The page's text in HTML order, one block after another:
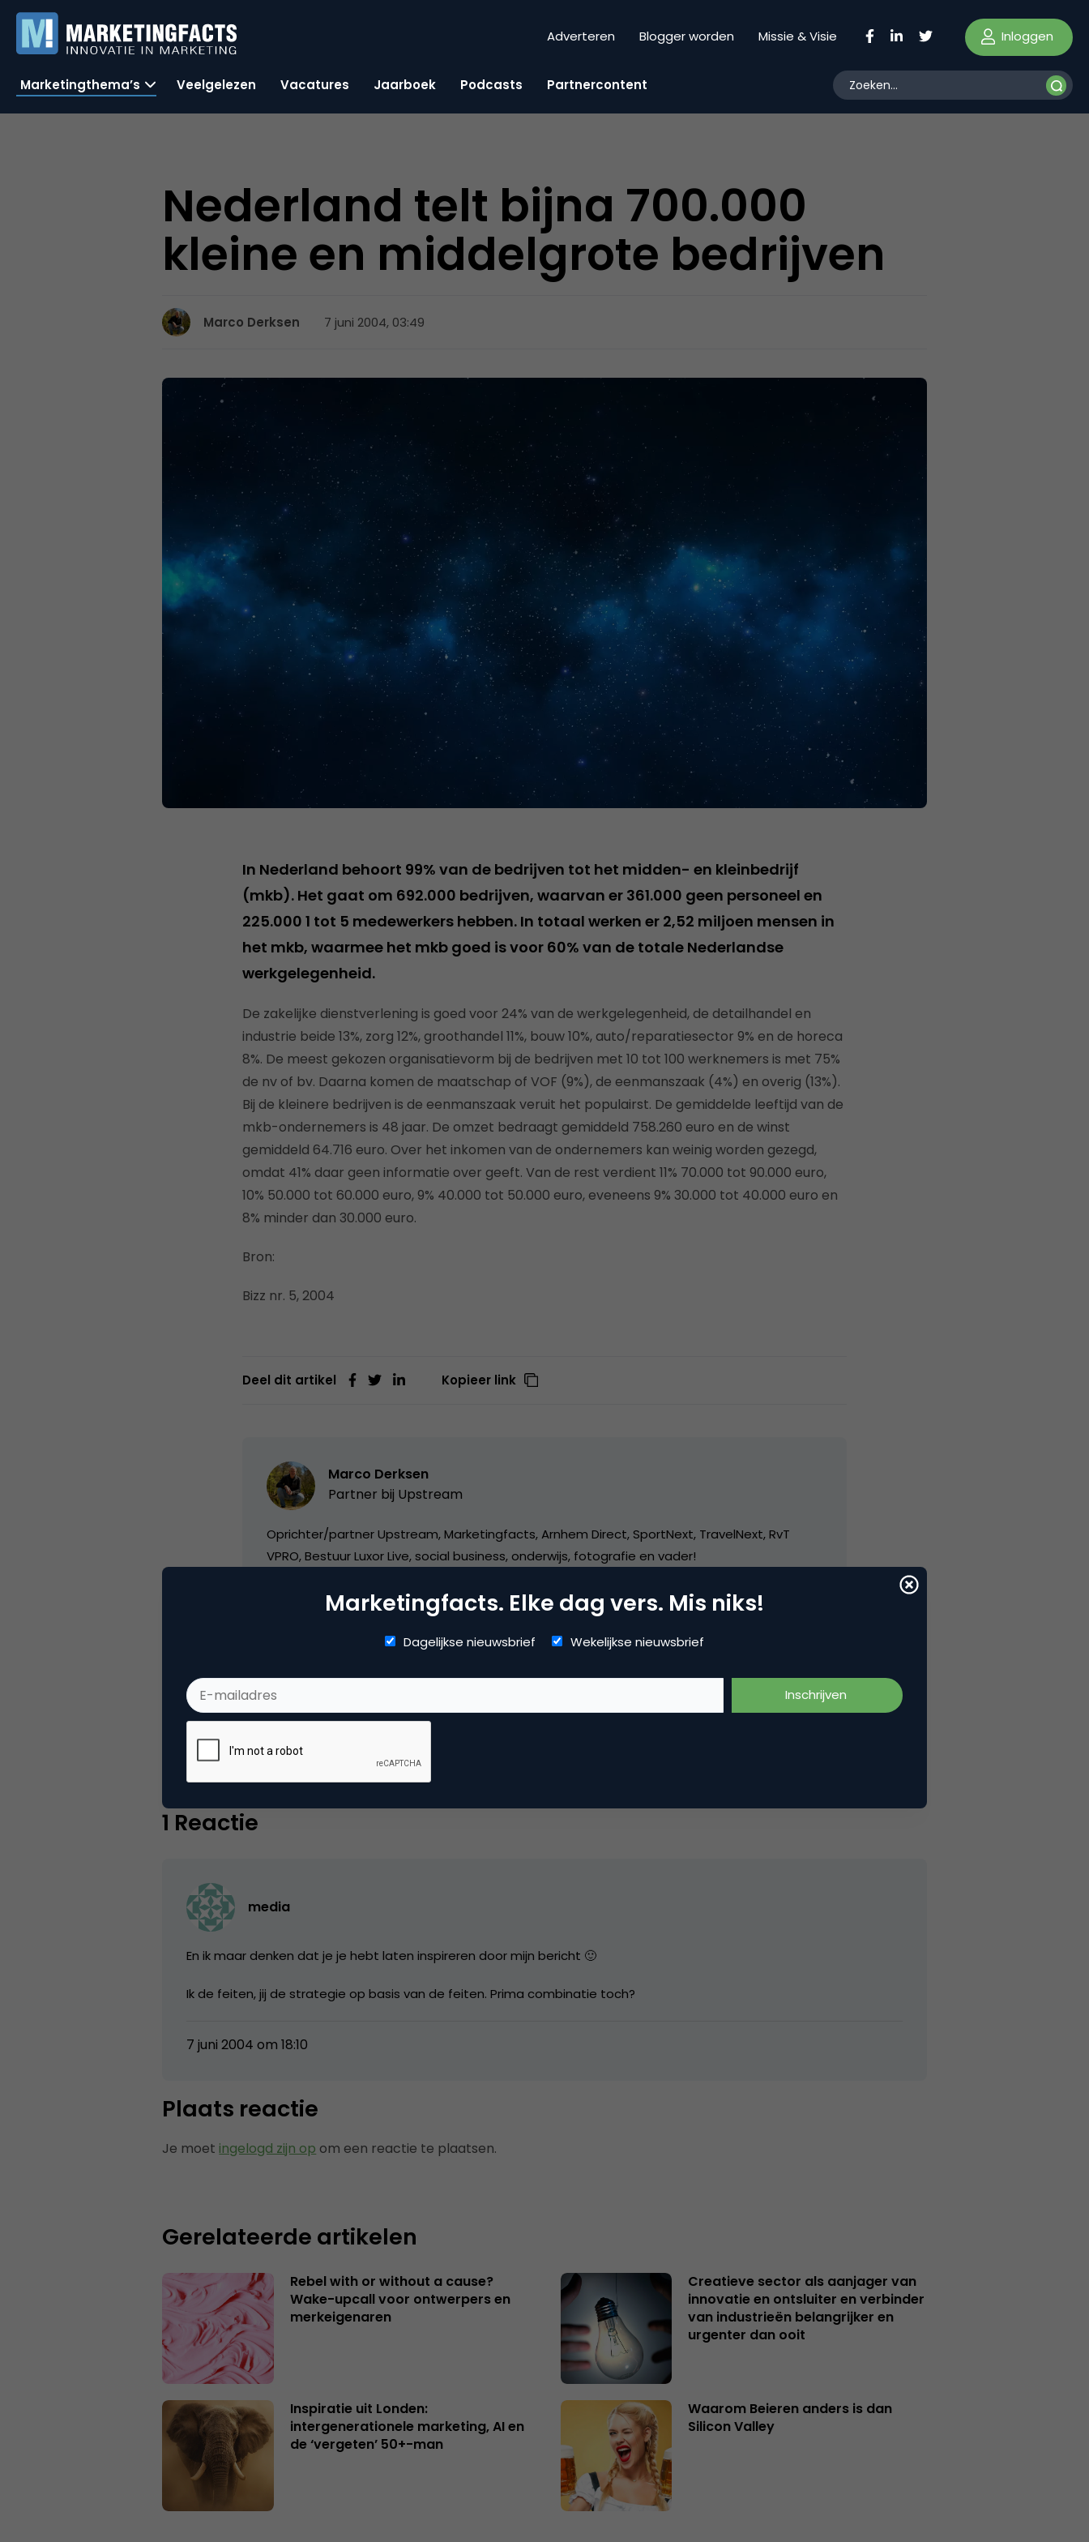
Adverteren Blogger worden Missie & Visie Inloggen
Marketingthema’s Veelgelezen Vacatures Jaarboek Podcasts Partnercontent
Nederland telt bijna 700.000
kleine en middelgrote bedrijven
Marco Derksen 7 juni 2004, 03:49
In Nederland behoort 99% van de bedrijven tot het midden- en kleinbedrijf
(mkb). Het gaat om 692.000 bedrijven, waarvan er 361.000 geen personeel en
225.000 1 tot 5 medewerkers hebben. In totaal werken er 2,52 miljoen mensen in
het mkb, waarmee het mkb goed is voor 60% van de totale Nederlandse
werkgelegenheid.
De zakelijke dienstverlening is goed voor 24% van de werkgelegenheid, de detailhandel en
industrie beide 13%, zorg 12%, groothandel 11%, bouw 10%, auto/reparatiesector 9% en de horeca
8%. De meest gekozen organisatievorm bij de bedrijven met 10 tot 100 werknemers is met 75%
de nv of bv. Daarna komen de maatschap of VOF (9%), de eenmanszaak (4%) en overig (13%).
Bij de kleinere bedrijven is de eenmanszaak veruit het populairst. De gemiddelde leeftijd van de
mkb-ondernemers is 48 jaar. De omzet bedraagt gemiddeld 758.260 euro en de winst
gemiddeld 64.716 euro. Over het inkomen van de ondernemers kan weinig worden gezegd,
omdat 41% daar geen informatie over geeft. Van de rest verdient 11% 70.000 tot 90.000 euro,
10% 50.000 tot 60.000 euro, 9% 40.000 tot 50.000 euro, eveneens 9% 30.000 tot 40.000 euro en
8% minder dan 30.000 euro.
Bron:
Bizz nr. 5, 2004
Deel dit artikel Kopieer link
Marco Derksen
Partner bij Upstream
Oprichter/partner Upstream, Marketingfacts, Arnhem Direct, SportNext, TravelNext, RvT
VPRO, Bestuur Luxor Live, social business, onderwijs, fotografie en vader!
Categorie
1 Reactie
media
En ik maar denken dat je je hebt laten inspireren door mijn bericht 🙂
Ik de feiten, jij de strategie op basis van de feiten. Prima combinatie toch?
7 juni 2004 om 18:10
Plaats reactie
Je moet ingelogd zijn op om een reactie te plaatsen.
Gerelateerde artikelen
Rebel with or without a cause?
Wake-upcall voor ontwerpers en
merkeigenaren
Creatieve sector als aanjager van
innovatie en ontsluiter en verbinder
van industrieën belangrijker en
urgenter dan ooit
Inspiratie uit Londen:
intergenerationele marketing, AI en
de ‘vergeten’ 50+-man
Waarom Beieren anders is dan
Silicon Valley
Marketingfacts. Elke dag vers. Mis niks!
Dagelijkse nieuwsbrief Wekelijkse nieuwsbrief